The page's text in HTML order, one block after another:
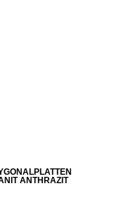
ANTHRAZIT